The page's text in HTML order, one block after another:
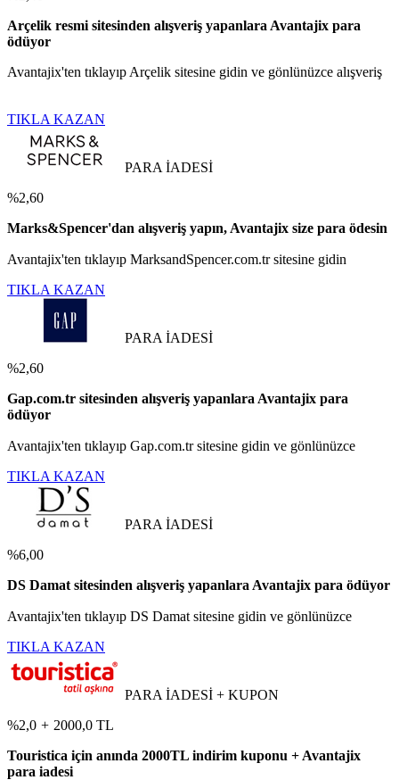
Arçelik resmi sitesinden alışveriş yapanlara Avantajix para
ödüyor
Avantajix'ten tıklayıp Arçelik sitesine gidin ve gönlünüzce alışveriş
TIKLA KAZAN
PARA İADESİ
%2,60
Marks&Spencer'dan alışveriş yapın, Avantajix size para ödesin
Avantajix'ten tıklayıp MarksandSpencer.com.tr sitesine gidin
TIKLA KAZAN
PARA İADESİ
%2,60
Gap.com.tr sitesinden alışveriş yapanlara Avantajix para
ödüyor
Avantajix'ten tıklayıp Gap.com.tr sitesine gidin ve gönlünüzce
TIKLA KAZAN
PARA İADESİ
%6,00
DS Damat sitesinden alışveriş yapanlara Avantajix para ödüyor
Avantajix'ten tıklayıp DS Damat sitesine gidin ve gönlünüzce
TIKLA KAZAN
PARA İADESİ + KUPON
%2,0 + 2000,0 TL
Touristica için anında 2000TL indirim kuponu + Avantajix
para iadesi